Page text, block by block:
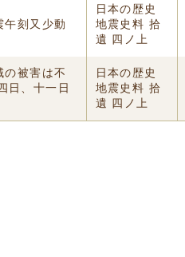
午刻又少動
日本の歴史
地震史料 拾
遺 四ノ上
被害は不
日、十一日
日本の歴史
地震史料 拾
遺 四ノ上